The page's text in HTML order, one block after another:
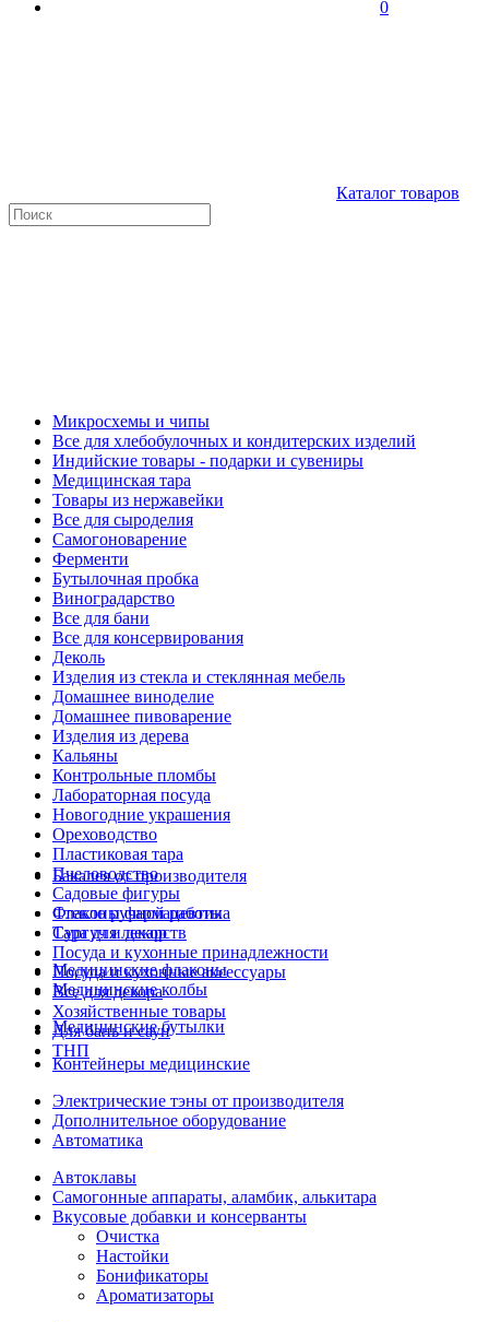
0
Каталог товаров
Микросхемы и чипы
Все для хлебобулочных и кондитерских изделий
Индийские товары - подарки и сувениры
Медицинская тара
Товары из нержавейки
Все для сыроделия
Самогоноварение
Ферменти
Бутылочная пробка
Виноградарство
Все для бани
Все для консервирования
Деколь
Изделия из стекла и стеклянная мебель
Домашнее виноделие
Домашнее пивоварение
Изделия из дерева
Кальяны
Контрольные пломбы
Лабораторная посуда
Новогодние украшения
Ореховодство
Пластиковая тара
Пчеловодство
Садовые фигуры
Стекло ручной работы
Сургуч и декор
Посуда и кухонные принадлежности
Посуда и кухонные аксессуары
Все для декора
Хозяйственные товары
Для бань и саун
ТНП
Бакалея от производителя
Флаконы фармацевтика
Тара для лекарств
Медицинские флаконы
Медицинские колбы
Медицинские бутылки
Контейнеры медицинские
Электрические тэны от производителя
Дополнительное оборудование
Автоматика
Автоклавы
Самогонные аппараты, аламбик, алькитара
Вкусовые добавки и консерванты
Очистка
Настойки
Бонификаторы
Ароматизаторы